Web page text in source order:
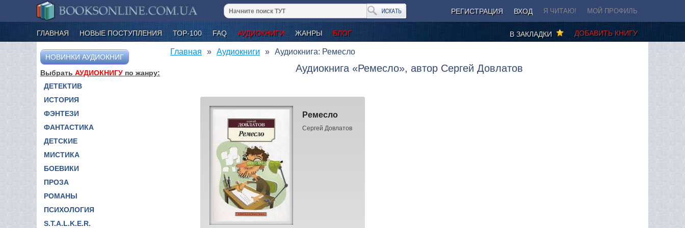
РЕГИСТРАЦИЯ ВХОД Я ЧИТАЮ! МОЙ ПРОФИЛЬ
ГЛАВНАЯ НОВЫЕ ПОСТУПЛЕНИЯ ТОР-100 FAQ АУДИОКНИГИ ЖАНРЫ БЛОГ ДОБАВИТЬ КНИГУ
В ЗАКЛАДКИ
НОВИНКИ АУДИОКНИГ
Выбрать АУДИОКНИГУ по жанру:
ДЕТЕКТИВ
ИСТОРИЯ
ФЭНТЕЗИ
ФАНТАСТИКА
ДЕТСКИЕ
МИСТИКА
БОЕВИКИ
ПРОЗА
РОМАНЫ
ПСИХОЛОГИЯ
S.T.A.L.K.E.R.
Главная Аудиокниги Аудиокнига: Ремесло
Аудиокнига «Ремесло», автор Сергей Довлатов
Ремесло
Сергей Довлатов